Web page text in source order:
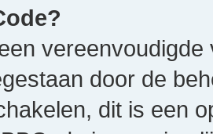
door de
dit is een